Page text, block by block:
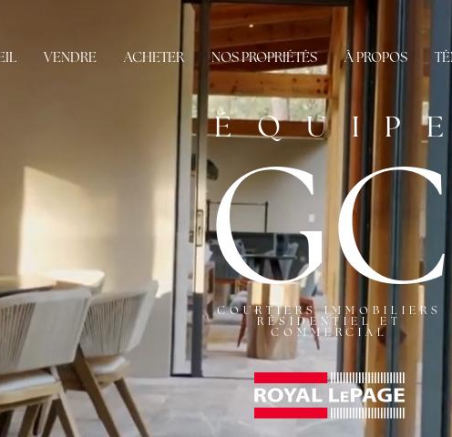
VENDRE ACHETER NOS PROPRIÉTÉS À PROPOS
GC
COURTIERS IMMOBILIERS
RÉSIDENTIEL ET
COMMERCIAL